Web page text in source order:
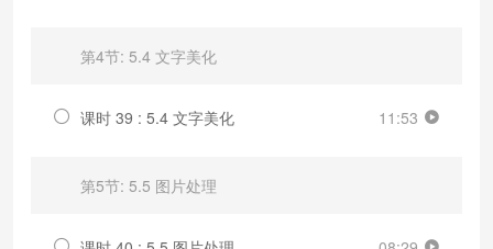
第4节: 5.4 文字美化
课时 39 : 5.4 文字美化 11:53
第5节: 5.5 图片处理